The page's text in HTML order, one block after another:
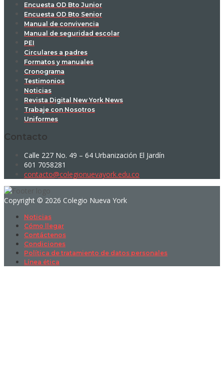
Encuesta OD Bto Junior
Encuesta OD Bto Senior
Manual de convivencia
Manual de seguridad escolar
PEI
Circulares a padres
Formatos y manuales
Cronograma
Testimonios
Noticias
Revista Digital New York News
Trabaje con Nosotros
Uniformes
Contacto
Calle 227 No. 49 – 64 Urbanización El Jardín
601 7058281
contacto@colegionuevayork.edu.co
Copyright © 2026 Colegio Nueva York
Noticias
Cómo llegar
Contáctenos
Condiciones
Política de tratamiento de datos personales
Línea ética